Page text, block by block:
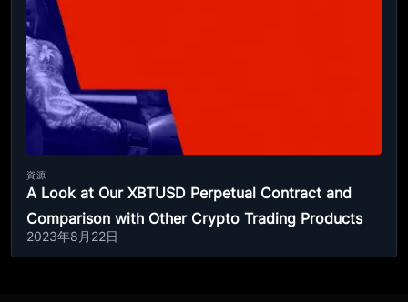
資源
A Look at Our XBTUSD Perpetual Contract and
Comparison with Other Crypto Trading Products
2023年8月22日